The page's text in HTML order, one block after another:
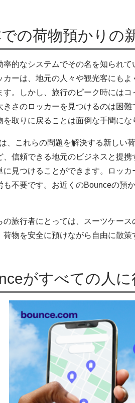
での荷物預かりの
率的なシステムでその名を知られ
カーは、地元の人々や観光客にも
す。しかし、旅行のピーク時には
きさのロッカーを見つけるのは困
を取りに戻ることは面倒な手間にな
、これらの問題を解決する新しい
、信頼できる地元のビジネスと提
に見つけることができます。ロッ
も不要です。お近くのBounceの預
の旅行者にとっては、スーツケー
荷物を安全に預けながら自由に散策
がすべての人に